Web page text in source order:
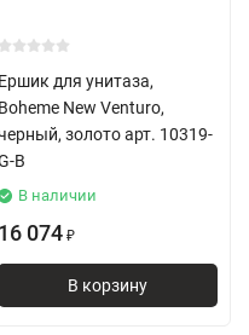
Ершик для унитаза,
Boheme New Venturo,
золото арт. 10319-
B
В наличии
16 074 ₽
В корзину